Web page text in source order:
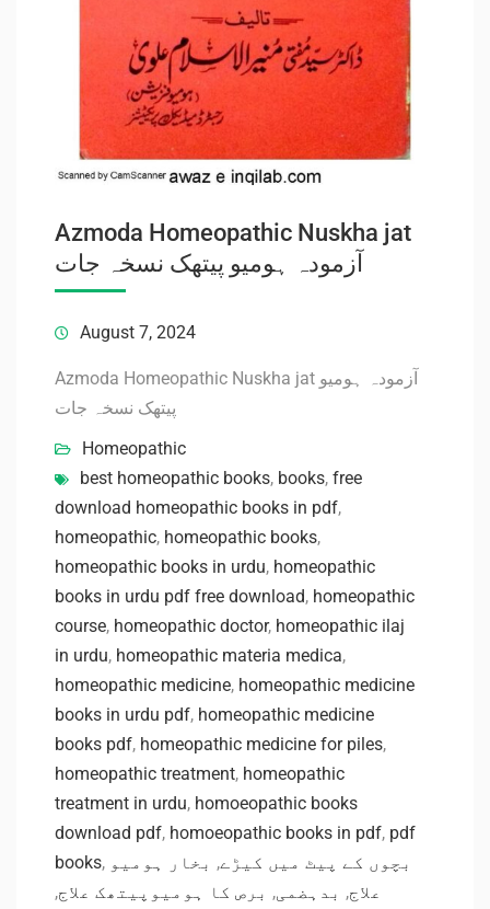
Azmoda Homeopathic Nuskha jat
آزمودہ ہومیو پیتھک نسخہ جات
August 7, 2024
Azmoda Homeopathic Nuskha jat آزمودہ ہومیو
پیتھک نسخہ جات
Homeopathic
best homeopathic books, books, free
download homeopathic books in pdf,
homeopathic, homeopathic books,
homeopathic books in urdu, homeopathic
books in urdu pdf free download, homeopathic
course, homeopathic doctor, homeopathic ilaj
in urdu, homeopathic materia medica,
homeopathic medicine, homeopathic medicine
books in urdu pdf, homeopathic medicine
books pdf, homeopathic medicine for piles,
homeopathic treatment, homeopathic
treatment in urdu, homoeopathic books
download pdf, homoeopathic books in pdf, pdf
books, بچوں کے پیٹ میں کیڑے, بخار ہومیو
علاج, بدہضمی, برص کا ہومیوپیتھک علاج,